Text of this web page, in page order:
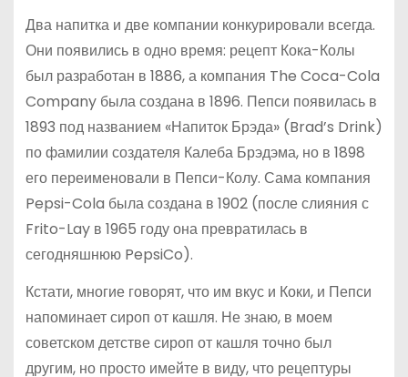
Два напитка и две компании конкурировали всегда.
Они появились в одно время: рецепт Кока-Колы
был разработан в 1886, а компания The Coca-Cola
Company была создана в 1896. Пепси появилась в
1893 под названием «Напиток Брэда» (Brad’s Drink)
по фамилии создателя Калеба Брэдэма, но в 1898
его переименовали в Пепси-Колу. Сама компания
Pepsi-Cola была создана в 1902 (после слияния с
Frito-Lay в 1965 году она превратилась в
сегодняшнюю PepsiCo).
Кстати, многие говорят, что им вкус и Коки, и Пепси
напоминает сироп от кашля. Не знаю, в моем
советском детстве сироп от кашля точно был
другим, но просто имейте в виду, что рецептуры